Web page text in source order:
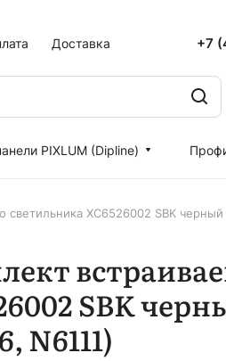
Доставка +7
PIXLUM (Dipline)
светильника XC6526002 SBK
SBK
N6111)